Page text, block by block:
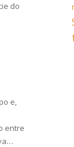
do
e,
entre